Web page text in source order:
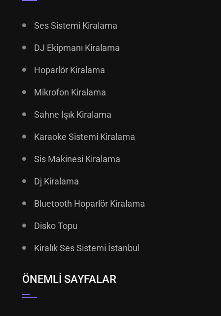
Ses Sistemi Kiralama
DJ Ekipmanı Kiralama
Hoparlör Kiralama
Mikrofon Kiralama
Sahne Işık Kiralama
Karaoke Sistemi Kiralama
Sis Makinesi Kiralama
Dj Kiralama
Bluetooth Hoparlör Kiralama
Disko Topu
Kiralık Ses Sistemi İstanbul
ÖNEMLI SAYFALAR